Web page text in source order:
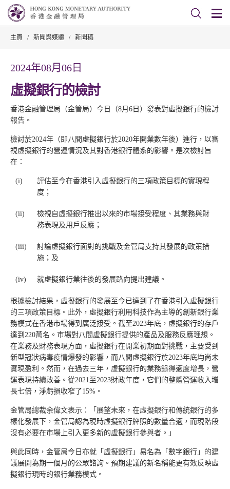
主頁 / 新聞與媒體 / 新聞稿
2024年08月06日
虛擬銀行的檢討
香港金融管理局（金管局）今日（8月6日）發表對虛擬銀行的檢討
報告。
檢討於2024年（即八間虛擬銀行於2020年開業數年後）進行，以審
視虛擬銀行的營運情況及其對香港銀行體系的影響。是次檢討旨
在：
(i)
評估至今在香港引入虛擬銀行的三項政策目標的實現程
度；
(ii)
檢視自虛擬銀行推出以來的市場接受程度、其業務與財
務表現及用戶反應；
(iii)
討論虛擬銀行面對的挑戰及金管局支持其發展的政策措
施；及
(iv) 就虛擬銀行業往後的發展路向提出建議。
根據檢討結果，虛擬銀行的發展至今已達到了在香港引入虛擬銀行
的三項政策目標。此外，虛擬銀行利用科技作為主導的創新銀行業
務模式在香港市場得到廣泛接受。截至2023年底，虛擬銀行的存戶
達到220萬名。市場對八間虛擬銀行提供的產品及服務反應理想。
在業務及財務表現方面，虛擬銀行在開業初期面對挑戰，主要受到
新型冠狀病毒疫情爆發的影響，而八間虛擬銀行於2023年底均尚未
實現盈利。然而，在過去三年，虛擬銀行的業務錄得適度增長，營
運表現持續改善。從2021至2023財政年度，它們的整體營運收入增
長七倍，淨虧損收窄了15%。
金管局總裁余偉文表示：「展望未來，在虛擬銀行和傳統銀行的多
樣化發展下，金管局認為現時虛擬銀行牌照的數量合適，而現階段
沒有必要在市場上引入更多新的虛擬銀行參與者。」
與此同時，金管局今日亦就「虛擬銀行」易名為「數字銀行」的建
議展開為期一個月的公眾諮詢。預期建議的新名稱能更有效反映虛
擬銀行現時的銀行業務模式。